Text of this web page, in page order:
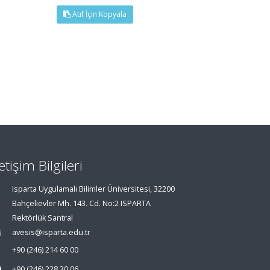
Atıf İçin Kopyala
Bilgileri
Isparta Uygulamalı Bilimler Üniversitesi, 32200
Bahçelievler Mh. 143. Cd. No:2 ISPARTA
Rektörlük Santral
avesis@isparta.edu.tr
+90 (246) 214 60 00